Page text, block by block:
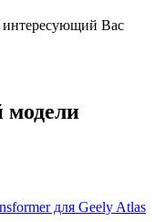
интересующий Вас
модели
для Geely Atlas